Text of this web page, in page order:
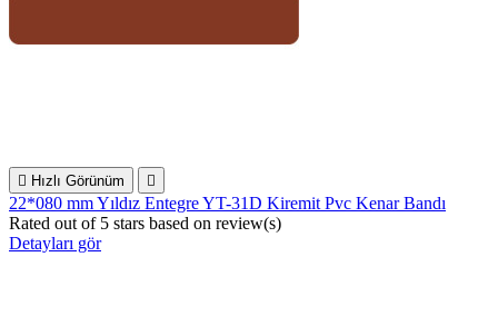
 Hızlı Görünüm 
22*080 mm Yıldız Entegre YT-31D Kiremit Pvc Kenar Bandı
Rated out of 5 stars based on review(s)
Detayları gör